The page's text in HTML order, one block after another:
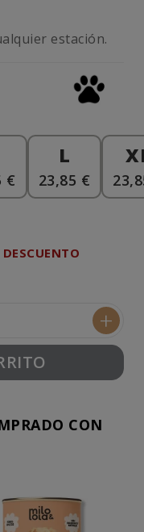
estación.
€
L
23,85 €
+
CON